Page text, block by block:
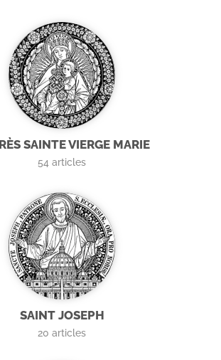
SAINTE VIERGE MARIE
54 articles
SAINT JOSEPH
20 articles